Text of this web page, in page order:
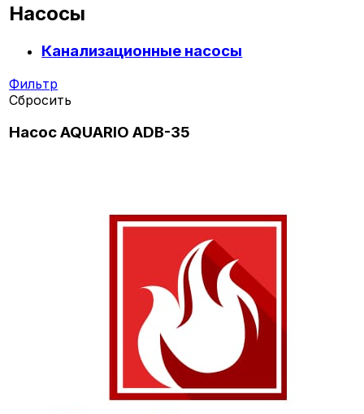
Насосы
Канализационные насосы
Фильтр
Сбросить
Насос AQUARIO ADB-35